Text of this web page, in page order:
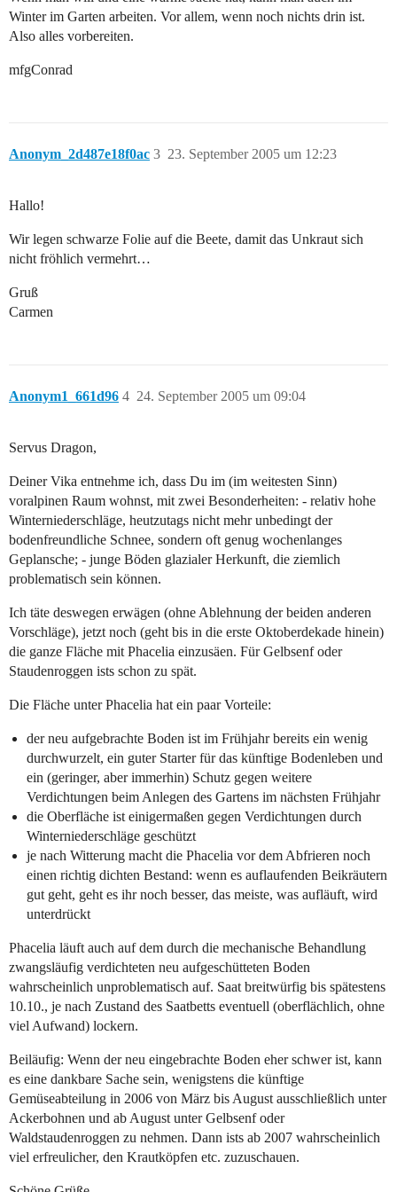
Winter im Garten arbeiten. Vor allem, wenn noch nichts drin ist.
Also alles vorbereiten.
mfgConrad
Anonym_2d487e18f0ac 23. September 2005 um 12:23
3
Hallo!
Wir legen schwarze Folie auf die Beete, damit das Unkraut sich
nicht fröhlich vermehrt…
Gruß
Carmen
Anonym1_661d96 24. September 2005 um 09:04
4
Servus Dragon,
Deiner Vika entnehme ich, dass Du im (im weitesten Sinn)
voralpinen Raum wohnst, mit zwei Besonderheiten: - relativ hohe
Winterniederschläge, heutzutags nicht mehr unbedingt der
bodenfreundliche Schnee, sondern oft genug wochenlanges
Geplansche; - junge Böden glazialer Herkunft, die ziemlich
problematisch sein können.
Ich täte deswegen erwägen (ohne Ablehnung der beiden anderen
Vorschläge), jetzt noch (geht bis in die erste Oktoberdekade hinein)
die ganze Fläche mit Phacelia einzusäen. Für Gelbsenf oder
Staudenroggen ists schon zu spät.
Die Fläche unter Phacelia hat ein paar Vorteile:
der neu aufgebrachte Boden ist im Frühjahr bereits ein wenig
durchwurzelt, ein guter Starter für das künftige Bodenleben und
ein (geringer, aber immerhin) Schutz gegen weitere
Verdichtungen beim Anlegen des Gartens im nächsten Frühjahr
die Oberfläche ist einigermaßen gegen Verdichtungen durch
Winterniederschläge geschützt
je nach Witterung macht die Phacelia vor dem Abfrieren noch
einen richtig dichten Bestand: wenn es auflaufenden Beikräutern
gut geht, geht es ihr noch besser, das meiste, was aufläuft, wird
unterdrückt
Phacelia läuft auch auf dem durch die mechanische Behandlung
zwangsläufig verdichteten neu aufgeschütteten Boden
wahrscheinlich unproblematisch auf. Saat breitwürfig bis spätestens
10.10., je nach Zustand des Saatbetts eventuell (oberflächlich, ohne
viel Aufwand) lockern.
Beiläufig: Wenn der neu eingebrachte Boden eher schwer ist, kann
es eine dankbare Sache sein, wenigstens die künftige
Gemüseabteilung in 2006 von März bis August ausschließlich unter
Ackerbohnen und ab August unter Gelbsenf oder
Waldstaudenroggen zu nehmen. Dann ists ab 2007 wahrscheinlich
viel erfreulicher, den Krautköpfen etc. zuzuschauen.